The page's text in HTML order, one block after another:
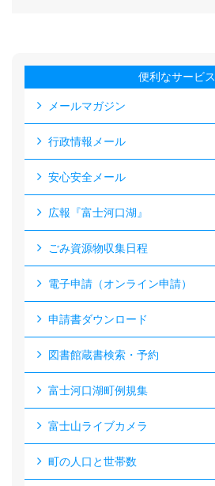
便利なサービス
メールマガジン
行政情報メール
安心安全メール
広報『富士河口湖』
ごみ資源物収集日程
電子申請（オンライン申請）
申請書ダウンロード
図書館蔵書検索・予約
富士河口湖町例規集
富士山ライブカメラ
町の人口と世帯数